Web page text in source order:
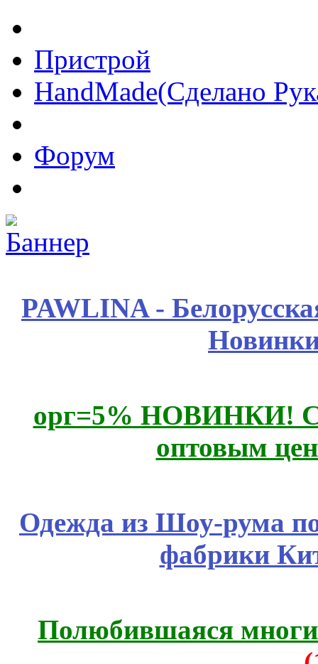
Пристрой
HandMade(Сделано
Форум
PAWLINA -
орг=5% НОВИНКИ!
оптовым
Одежда из Шоу-рума
фабрики
Полюбившаяся